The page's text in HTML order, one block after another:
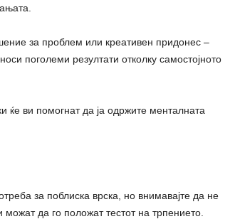
за проблем или креативен придонес –
поголеми резултати отколку самостојното
ви помогнат да ја одржите менталната
за поблиска врска, но внимавајте да не
да го положат тестот на трпението.